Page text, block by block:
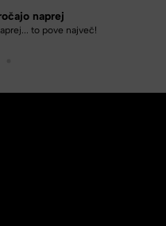
naprej
to pove največ!